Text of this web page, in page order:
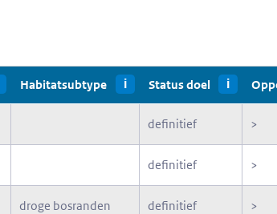
Habitatsubtype i Status doel i
definitief >
definitief >
droge bosranden definitief >